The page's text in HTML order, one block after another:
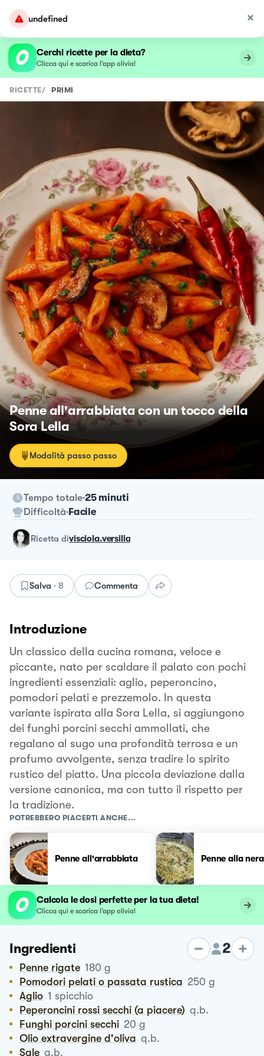
undefined
Cerchi ricette per la dieta?
Clicca qui e scarica l’app olivia!
RICETTE/ PRIMI
Penne all'arrabbiata con un tocco della
Sora Lella
Modalità passo passo
Tempo totale 25 minuti
Difficoltà Facile
ricetta divisciola.versilia
Salva · 8 Commenta
Introduzione
Un classico della cucina romana, veloce e
piccante, nato per scaldare il palato con pochi
ingredienti essenziali: aglio, peperoncino,
pomodori pelati e prezzemolo. In questa
variante ispirata alla Sora Lella, si aggiungono
dei funghi porcini secchi ammollati, che
regalano al sugo una profondità terrosa e un
profumo avvolgente, senza tradire lo spirito
rustico del piatto. Una piccola deviazione dalla
versione canonica, ma con tutto il rispetto per
la tradizione.
POTREBBERO PIACERTI ANCHE...
Penne all'arrabbiata Penne alla
Calcola le dosi perfette per la tua dieta!
Clicca qui e scarica l’app olivia!
Ingredienti 2
Penne rigate 180 g
Pomodori pelati o passata rustica 250 g
Aglio 1 spicchio
Peperoncini rossi secchi (a piacere) q.b.
Funghi porcini secchi 20 g
Olio extravergine d'oliva q.b.
Sale q.b.